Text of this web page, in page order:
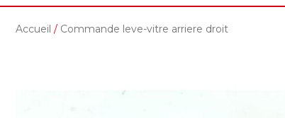
Accueil Commande leve-vitre arriere droit